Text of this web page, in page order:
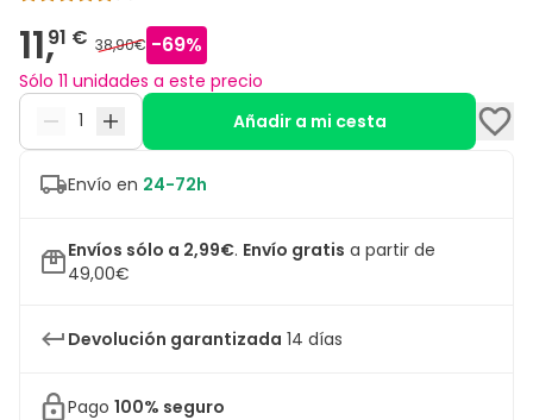
11,91 € 38,90€ -69%
Sólo 11 unidades a este precio
Añadir a mi cesta
Envío en 24-72h
Envíos sólo a 2,99€. Envío gratis a partir de
49,00€
Devolución garantizada 14 días
Pago 100% seguro